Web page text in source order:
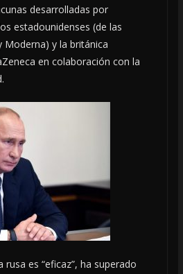
desarrolladas por
estadounidenses (de las
Moderna) y la británica
en colaboración con la
rusa es “eficaz”, ha superado